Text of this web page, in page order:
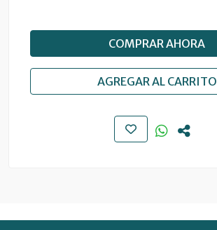
COMPRAR AHORA
AGREGAR AL CARRITO